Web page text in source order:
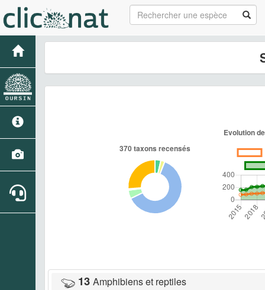
13 Amphibiens et reptiles